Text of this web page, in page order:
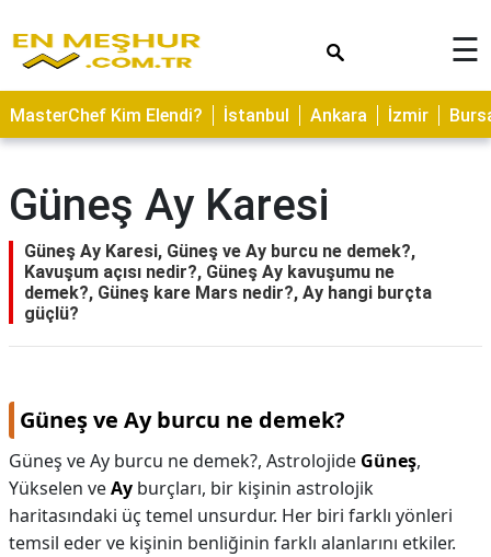
ASTROLOJİ
SAĞLIK
TARİFLERİ
GEZİLECEK
YERLER
CİLT
KAMP
HAMİLELİK
☰
MasterChef Kim Elendi? İstanbul Ankara İzmir
Güneş Ay Karesi
Güneş Ay Karesi, Güneş ve Ay burcu ne demek?,
Kavuşum açısı nedir?, Güneş Ay kavuşumu ne
demek?, Güneş kare Mars nedir?, Ay hangi burçta
güçlü?
Güneş ve Ay burcu ne demek?
Güneş ve Ay burcu ne demek?, Astrolojide Güneş,
Yükselen veAy burçları, bir kişinin astrolojik
haritasındaki üç temel unsurdur. Her biri farklı yönleri
temsil eder ve kişinin benliğinin farklı alanlarını etkiler.